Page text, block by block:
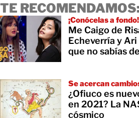
TE RECOMENDAMOS:
¡Conócelas a fondo!
Me Caigo de
Echeverría y
que no sabías
Se acercan
¿Ofiuco es
en 2021? La
cósmico